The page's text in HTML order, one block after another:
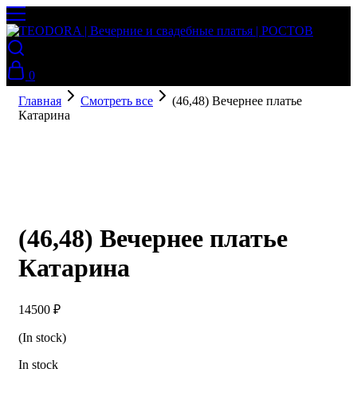
0
Главная
Смотреть все
(46,48) Вечернее платье
Катарина
(46,48) Вечернее платье
Катарина
14500 ₽
(In stock)
In stock